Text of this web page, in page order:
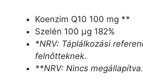
Koenzim Q10 100 mg **
Szelén 100 µg 182%
*NRV: Táplálkozási
felnőtteknek.
**NRV: Nincs megállapítva.